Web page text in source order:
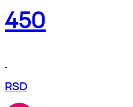
450
RSD